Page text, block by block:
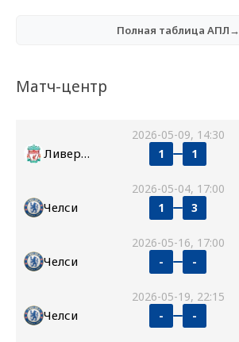
Полная таблица АПЛ→
Матч-центр
2026-05-09, 14:30
Ливерпуль 1 1
2026-05-04, 17:00
Челси 1 3
2026-05-16, 17:00
Челси - -
2026-05-19, 22:15
Челси - -